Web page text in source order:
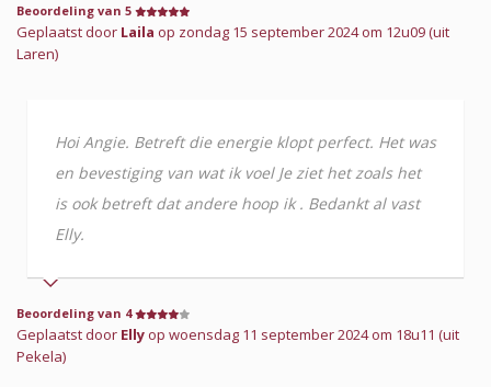
Beoordeling van 5
Geplaatst door Laila op zondag 15 september 2024 om 12u09 (uit
Laren)
Hoi Angie. Betreft die energie klopt perfect. Het was
en bevestiging van wat ik voel Je ziet het zoals het
is ook betreft dat andere hoop ik . Bedankt al vast
Elly.
Beoordeling van 4
Geplaatst door Ellyop woensdag 11 september 2024 om 18u11 (uit
Pekela)